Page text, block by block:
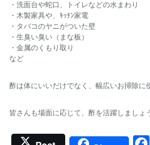
・洗面台や蛇口、トイレなどの水まわり
・木製家具や、ｷｯﾁﾝ家電
・タバコのヤニがついた壁
・生臭い臭い（まな板）
・金属のくもり取り
など
酢は体にいいだけでなく、幅広いお掃除に
皆さんも場面に応じて、酢を活躍しましょ